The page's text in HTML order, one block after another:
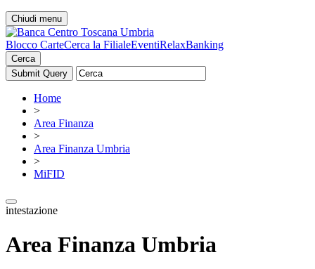
Chiudi menu
Blocco CarteCerca la FilialeEventiRelaxBanking
Cerca
Home
>
Area Finanza
>
Area Finanza Umbria
>
MiFID
intestazione
Area Finanza Umbria